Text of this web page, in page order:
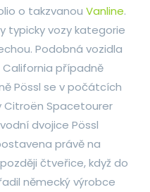
o takzvanou Vanline.
typicky vozy kategorie
Podobná vozidla
California případně
Pössl se v počátcích
Citroën Spacetourer
dvojice Pössl
právě na
čtveřice, když do
německý výrobce